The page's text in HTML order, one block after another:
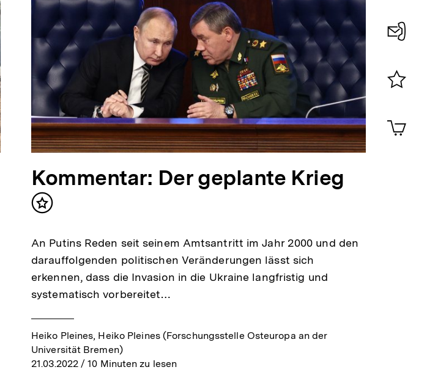
Kommentar: Der geplante Krieg
Inhalt
An Putins Reden seit seinem Amtsantritt im Jahr 2000 und den
darauffolgenden politischen Veränderungen lässt sich
erkennen, dass die Invasion in die Ukraine langfristig und
systematisch vorbereitet…
Heiko Pleines, Heiko Pleines (Forschungsstelle Osteuropa an der
Universität Bremen)
21.03.2022 / 10 Minuten zu lesen